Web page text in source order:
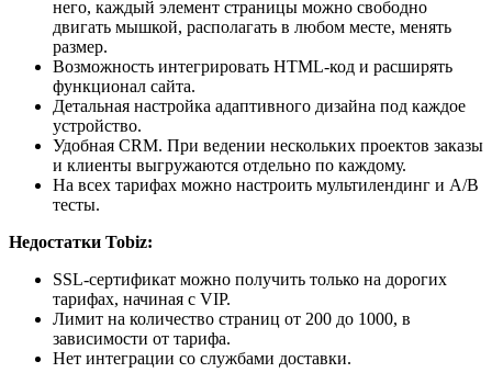
него, каждый элемент страницы можно свободно
двигать мышкой, располагать в любом месте, менять
размер.
Возможность интегрировать HTML-код и расширять
функционал сайта.
Детальная настройка адаптивного дизайна под каждое
устройство.
Удобная CRM. При ведении нескольких проектов заказы
и клиенты выгружаются отдельно по каждому.
На всех тарифах можно настроить мультилендинг и A/B
тесты.
Недостатки Tobiz:
SSL-сертификат можно получить только на дорогих
тарифах, начиная с VIP.
Лимит на количество страниц от 200 до 1000, в
зависимости от тарифа.
Нет интеграции со службами доставки.